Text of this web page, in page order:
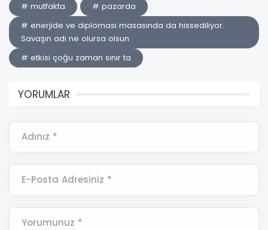
# mutfakta
# pazarda
# enerjide ve diplomasi masasında da hissediliyor.
Savaşın adı ne olursa olsun
# etkisi çoğu zaman sınır ta
YORUMLAR
Adınız *
E-Posta Adresiniz *
Yorumunuz *